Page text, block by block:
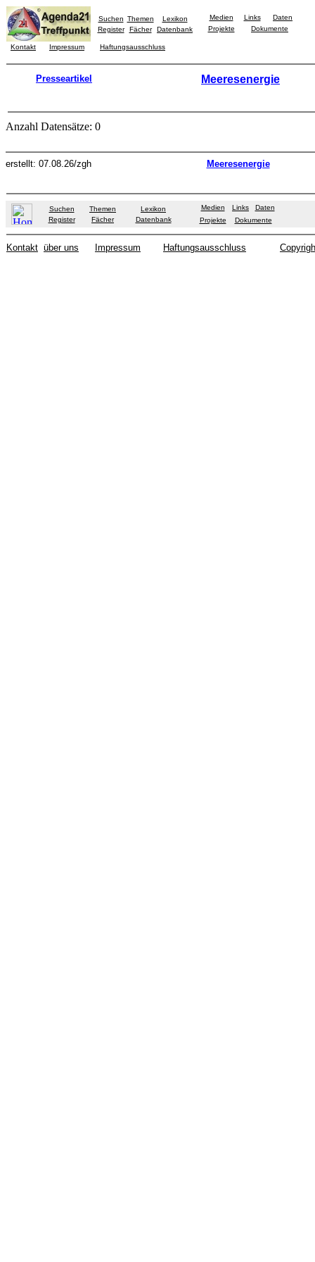
Suchen Themen
Lexikon
Register
Fächer Datenbank
Medien Links
Daten
Projekte
Dokumente
Kontakt Impressum Haftungsausschluss
Presseartikel Meeresenergie
Anzahl Datensätze: 0
erstellt: 07.08.26/zgh Meeresenergie
Suchen Themen
Lexikon
Register
Fächer Datenbank
Medien Links
Daten
Projekte
Dokumente
Kontakt über uns Impressum Haftungsausschluss